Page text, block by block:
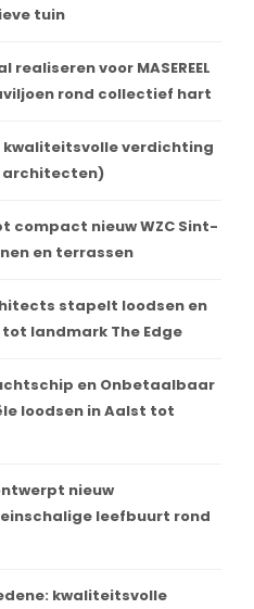
tuin
voor MASEREEL
rond collectief hart
kwaliteitsvolle verdichting
architecten)
compact nieuw WZC Sint-
en terrassen
stapelt loodsen en
landmark The Edge
en Onbetaalbaar
loodsen in Aalst tot
nieuw
leefbuurt rond
kwaliteitsvolle